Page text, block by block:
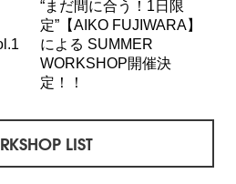
“まだ間に合う！1日限
定”【AIKO FUJIWARA】
による SUMMER
WORKSHOP開催決
定！！
LIST